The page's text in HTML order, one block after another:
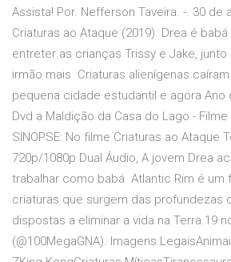
Assista! Por. Nefferson Taveira. -. 30 de
Criaturas ao Ataque (2019). Drea é
entreter as crianças Trissy e Jake,
irmão mais Criaturas alienígenas
pequena cidade estudantil e agora Ano
Dvd a Maldição da Casa do Lago -
SINOPSE: No filme Criaturas ao Ataque
720p/1080p Dual Áudio, A jovem Drea
trabalhar como babá Atlantic Rim é
criaturas que surgem das profundezas
dispostas a eliminar a vida na Terra.19
(@100MegaGNA). Imagens